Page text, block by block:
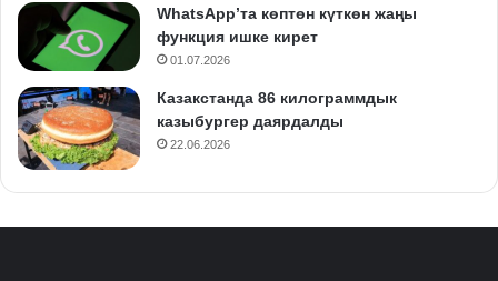
WhatsApp’та көптөн күткөн жаңы
функция ишке кирет
01.07.2026
Казакстанда 86 килограммдык
казыбургер даярдалды
22.06.2026